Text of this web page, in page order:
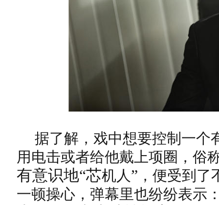
据了解，戏中想要控制一个
用电击或者给他戴上项圈，俗
有意识地“芯机人” ，便受到
一顿操心，弹幕里也纷纷表示